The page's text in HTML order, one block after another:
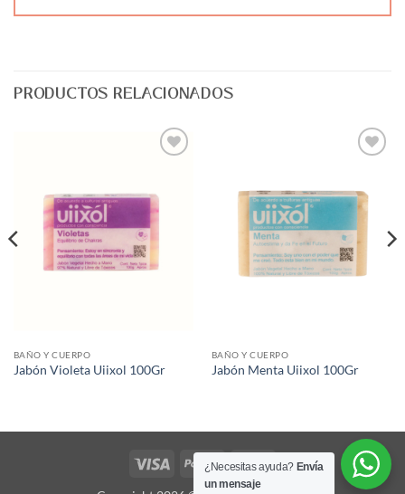
PRODUCTOS RELACIONADOS
Deseos
BAÑO Y CUERPO
Jabón Violeta Uiixol 100Gr
de
Deseos
BAÑO Y CUERPO
Jabón Menta Uiixol 100Gr
Visa PayPal MasterCard
¿Necesitas ayuda? Envía
un mensaje